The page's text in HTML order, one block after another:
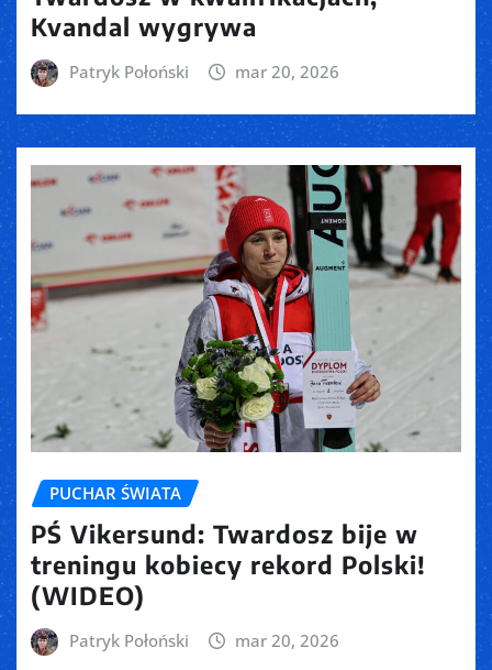
Kvandal wygrywa
Patryk Połoński mar 20, 2026
PUCHAR ŚWIATA
PŚ Vikersund: Twardosz bije w
treningu kobiecy rekord Polski!
(WIDEO)
Patryk Połoński mar 20, 2026